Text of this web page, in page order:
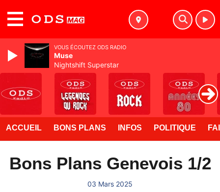
ACCUEIL BONS PLANS INFOS POLITIQUE
Bons Plans Genevois 1/2
03 Mars 2025
VOUS ÉCOUTEZ ODS RADIO
Muse
Nightshift Superstar